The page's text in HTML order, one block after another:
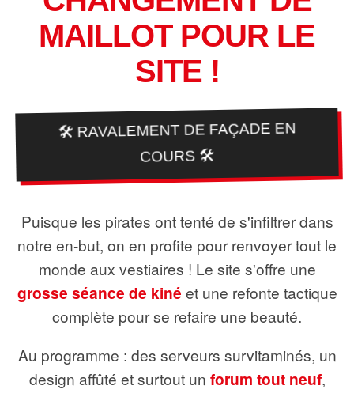
MAILLOT POUR LE
SITE !
🛠️ RAVALEMENT DE FAÇADE EN
COURS 🛠️
Puisque les pirates ont tenté de s'infiltrer dans
notre en-but, on en profite pour renvoyer tout le
monde aux vestiaires ! Le site s'offre une
grosse séance de kiné et une refonte tactique
complète pour se refaire une beauté.
Au programme : des serveurs survitaminés, un
design affûté et surtout un forum tout neuf,